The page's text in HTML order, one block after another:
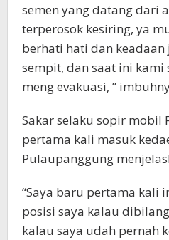
semen yang datang dari
terperosok kesiring, ya
berhati hati dan keadaan
sempit, dan saat ini kami
meng evakuasi, ”
Sakar selaku sopir mobil
pertama kali masuk
Pulaupanggung
“Saya baru pertama kali
posisi saya kalau
kalau saya udah pernah